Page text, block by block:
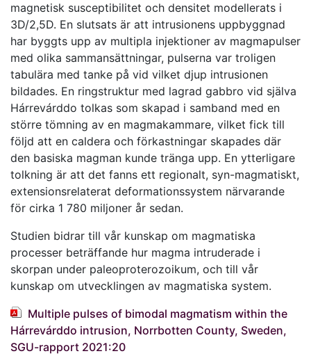
magnetisk susceptibilitet och densitet modellerats i
3D/2,5D. En slutsats är att intrusionens uppbyggnad
har byggts upp av multipla injektioner av magmapulser
med olika sammansättningar, pulserna var troligen
tabulära med tanke på vid vilket djup intrusionen
bildades. En ringstruktur med lagrad gabbro vid själva
Hárrevárddo tolkas som skapad i samband med en
större tömning av en magmakammare, vilket fick till
följd att en caldera och förkastningar skapades där
den basiska magman kunde tränga upp. En ytterligare
tolkning är att det fanns ett regionalt, syn-magmatiskt,
extensionsrelaterat deformationssystem närvarande
för cirka 1 780 miljoner år sedan.
Studien bidrar till vår kunskap om magmatiska
processer beträffande hur magma intruderade i
skorpan under paleoproterozoikum, och till vår
kunskap om utvecklingen av magmatiska system.
Multiple pulses of bimodal magmatism within the
Hárrevárddo intrusion, Norrbotten County, Sweden,
SGU-rapport 2021:20